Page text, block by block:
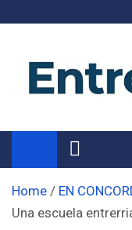
Noticias
Información de toda la
Home
EN
Una escuela